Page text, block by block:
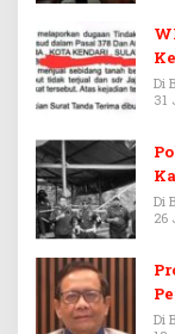
Di
31
Di
26
Di